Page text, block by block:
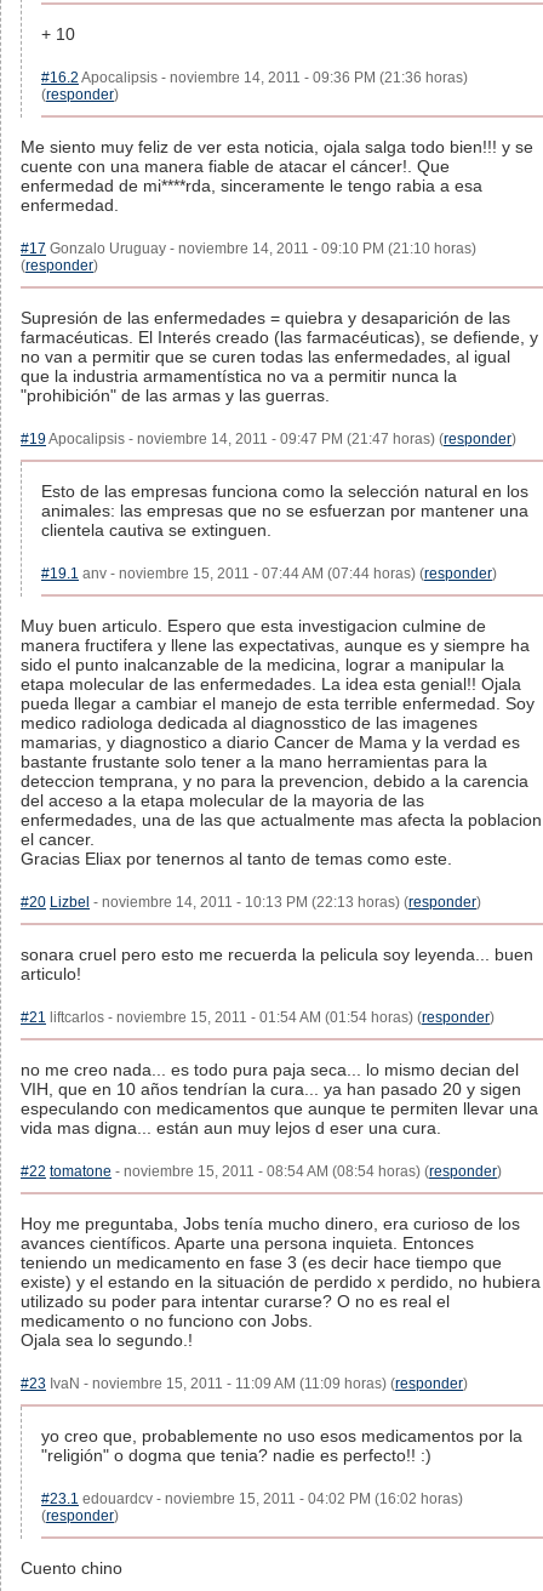
+ 10
#16.2 Apocalipsis - noviembre 14, 2011 - 09:36 PM (21:36 horas)
(responder)
Me siento muy feliz de ver esta noticia, ojala salga todo bien!!! y se
cuente con una manera fiable de atacar el cáncer!. Que
enfermedad de mi****rda, sinceramente le tengo rabia a esa
enfermedad.
#17 Gonzalo Uruguay - noviembre 14, 2011 - 09:10 PM (21:10 horas)
(responder)
Supresión de las enfermedades = quiebra y desaparición de las
farmacéuticas. El Interés creado (las farmacéuticas), se defiende, y
no van a permitir que se curen todas las enfermedades, al igual
que la industria armamentística no va a permitir nunca la
"prohibición" de las armas y las guerras.
#19Apocalipsis - noviembre 14, 2011 - 09:47 PM (21:47 horas) (responder)
Esto de las empresas funciona como la selección natural en los
animales: las empresas que no se esfuerzan por mantener una
clientela cautiva se extinguen.
#19.1 anv - noviembre 15, 2011 - 07:44 AM (07:44 horas) (responder)
Muy buen articulo. Espero que esta investigacion culmine de
manera fructifera y llene las expectativas, aunque es y siempre ha
sido el punto inalcanzable de la medicina, lograr a manipular la
etapa molecular de las enfermedades. La idea esta genial!! Ojala
pueda llegar a cambiar el manejo de esta terrible enfermedad. Soy
medico radiologa dedicada al diagnosstico de las imagenes
mamarias, y diagnostico a diario Cancer de Mama y la verdad es
bastante frustante solo tener a la mano herramientas para la
deteccion temprana, y no para la prevencion, debido a la carencia
del acceso a la etapa molecular de la mayoria de las
enfermedades, una de las que actualmente mas afecta la poblacion
el cancer.
Gracias Eliax por tenernos al tanto de temas como este.
#20 Lizbel - noviembre 14, 2011 - 10:13 PM (22:13 horas) (responder)
sonara cruel pero esto me recuerda la pelicula soy leyenda... buen
articulo!
#21 liftcarlos - noviembre 15, 2011 - 01:54 AM (01:54 horas) (responder)
no me creo nada... es todo pura paja seca... lo mismo decian del
VIH, que en 10 años tendrían la cura... ya han pasado 20 y sigen
especulando con medicamentos que aunque te permiten llevar una
vida mas digna... están aun muy lejos d eser una cura.
#22 tomatone - noviembre 15, 2011 - 08:54 AM (08:54 horas) (responder)
Hoy me preguntaba, Jobs tenía mucho dinero, era curioso de los
avances científicos. Aparte una persona inquieta. Entonces
teniendo un medicamento en fase 3 (es decir hace tiempo que
existe) y el estando en la situación de perdido x perdido, no hubiera
utilizado su poder para intentar curarse? O no es real el
medicamento o no funciono con Jobs.
Ojala sea lo segundo.!
#23 IvaN - noviembre 15, 2011 - 11:09 AM (11:09 horas) (responder)
yo creo que, probablemente no uso esos medicamentos por la
"religión" o dogma que tenia? nadie es perfecto!! :)
#23.1 edouardcv - noviembre 15, 2011 - 04:02 PM (16:02 horas)
(responder)
Cuento chino